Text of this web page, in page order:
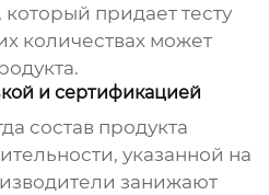
придает тесту
количествах может
и сертификацией
состав продукта
указанной на
занижают